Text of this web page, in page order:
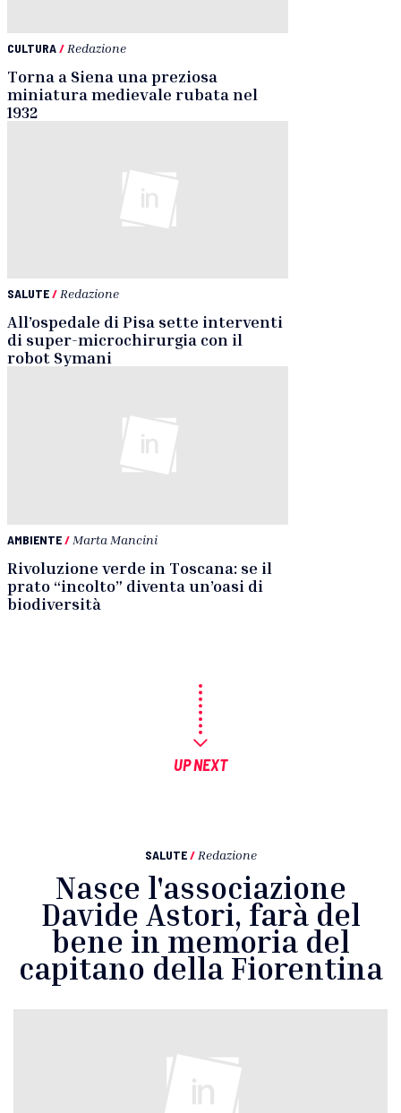
CULTURA/ Redazione
Torna a Siena una preziosa
miniatura medievale rubata nel
1932
SALUTE/ Redazione
All’ospedale di Pisa sette interventi
di super-microchirurgia con il
robot Symani
AMBIENTE/ Marta Mancini
Rivoluzione verde in Toscana: se il
prato “incolto” diventa un’oasi di
biodiversità
UP NEXT
SALUTE / Redazione
Nasce l'associazione
Davide Astori, farà del
bene in memoria del
capitano della Fiorentina